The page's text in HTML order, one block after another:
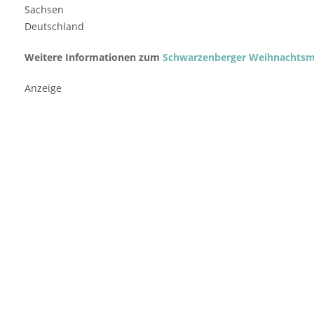
Sachsen
Deutschland
Weitere Informationen zum Schwarzenberger
Anzeige